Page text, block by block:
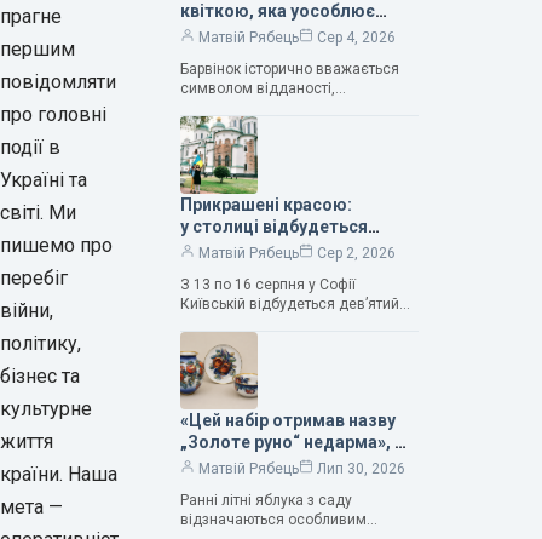
прагне
першим
повідомляти
про головні
події в
Україні та
світі. Ми
пишемо про
перебіг
війни,
політику,
бізнес та
культурне
життя
країни. Наша
мета —
квіткою, яка уособлює
нескінченне кохання», —
Людмила Карпінська-
Романюк
Матвій Рябець
Сер 4, 2026
Барвінок історично вважається
символом відданості,
та тривалого подружнього союзу.
Саме тому ця рослина надихала і
продовжує надихати митців на
Прикрашені красою:
у столиці відбудеться
дев’ятий фестиваль
Матвій Рябець
Сер 2, 2026
З 13 по 16 серпня у Софії
Київській відбудеться дев’ятий
мистецтв Bouquet Kyiv Stage. Ця
подія традиційно…
«Цей набір отримав назву
„Золоте руно“ недарма», —
колекціонерка Людмила
Матвій Рябець
Лип 30, 2026
Ранні літні яблука з саду
відзначаються особливим